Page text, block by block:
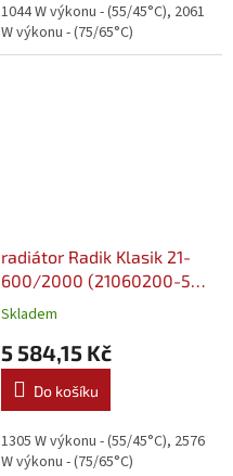
1044 W výkonu - (55/45°C), 2061
W výkonu - (75/65°C)
radiátor Radik Klasik 21-
600/2000 (21060200-50-
0010)
Skladem
5 584,15 Kč
Do košíku
1305 W výkonu - (55/45°C), 2576
W výkonu - (75/65°C)